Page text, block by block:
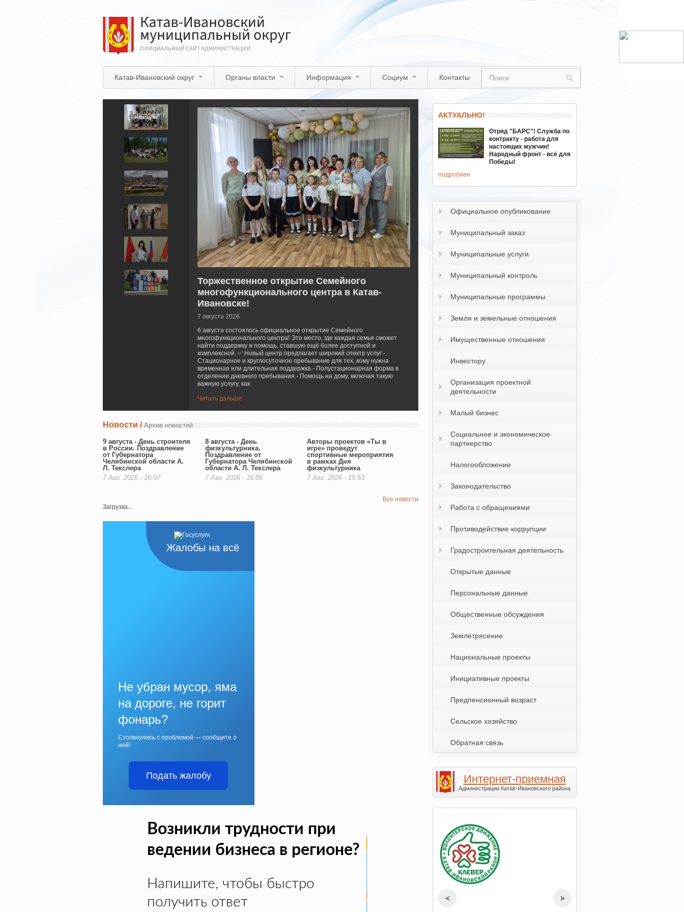
Катав-Ивановский округ Органы власти Информация Социум Контакты
Торжественное открытие Семейного
многофункционального центра в Катав-
Ивановске!
7 августа 2026
6 августа состоялось официальное открытие Семейного
многофункционального центра! Это место, где каждая семья сможет
найти поддержку и помощь, ставшую ещё более доступной и
комплексной. ✅ Новый центр предлагает широкий спектр услуг:-
Стационарное и круглосуточное пребывание для тех, кому нужна
временная или длительная поддержка.- Полустационарная форма в
отделении дневного пребывания.- Помощь на дому, включая такую
важную услугу, как
Читать дальше
Новости / Архив новостей
9 августа - День строителя
в России. Поздравление
от Губернатора
Челябинской области А.
Л. Текслера
7 Авг. 2026 - 16:07
8 августа - День
физкультурника.
Поздравление от
Губернатора Челябинской
области А. Л. Текслера
7 Авг. 2026 - 16:05
Авторы проектов «Ты в
игре» проведут
спортивные мероприятия
в рамках Дня
физкультурника
7 Авг. 2026 - 15:53
Все новости
Загрузка...
Жалобы на всё
Не убран мусор, яма
на дороге, не горит
фонарь?
Столкнулись с проблемой — сообщите о
ней!
Подать жалобу
Возникли трудности при
ведении бизнеса в регионе?
Напишите, чтобы быстро
получить ответ
АКТУАЛЬНО!
Отряд "БАРС"! Служба по
контракту - работа для
настоящих мужчин!
Народный фронт - всё для
Победы!
подробнее
Официальное опубликование
Муниципальный заказ
Муниципальные услуги
Муниципальный контроль
Муниципальные программы
Земля и земельные отношения
Имущественные отношения
Инвестору
Организация проектной
деятельности
Малый бизнес
Социальное и экономическое
партнерство
Налогообложение
Законодательство
Работа с обращениями
Противодействие коррупции
Градостроительная деятельность
Открытые данные
Персональные данные
Общественные обсуждения
Землетрясение
Национальные проекты
Инициативные проекты
Предпенсионный возраст
Сельское хозяйство
Обратная связь
Интернет-приемная
Администрации Катав-Ивановского района
< >